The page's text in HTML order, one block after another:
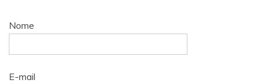
Nome
E-mail